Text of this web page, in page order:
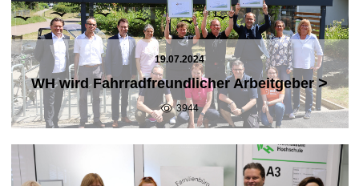
19.07.2024
WH wird Fahrradfreundlicher Arbeitgeber>
3944